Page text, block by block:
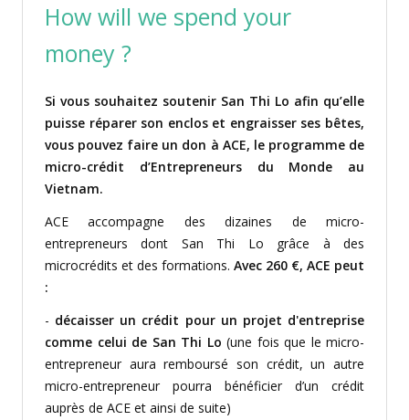
How will we spend your
money ?
Si vous souhaitez soutenir San Thi Lo afin qu’elle
puisse réparer son enclos et engraisser ses bêtes,
vous pouvez faire un don à ACE, le programme de
micro-crédit d’Entrepreneurs du Monde au
Vietnam.
ACE accompagne des dizaines de micro-
entrepreneurs dont San Thi Lo grâce à des
microcrédits et des formations. Avec 260 €, ACE peut
:
- décaisser un crédit pour un projet d'entreprise
comme celui de San Thi Lo (une fois que le micro-
entrepreneur aura remboursé son crédit, un autre
micro-entrepreneur pourra bénéficier d’un crédit
auprès de ACE et ainsi de suite)